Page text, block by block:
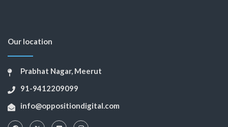
Our location
Prabhat Nagar, Meerut
91-9412209099
info@oppositiondigital.com